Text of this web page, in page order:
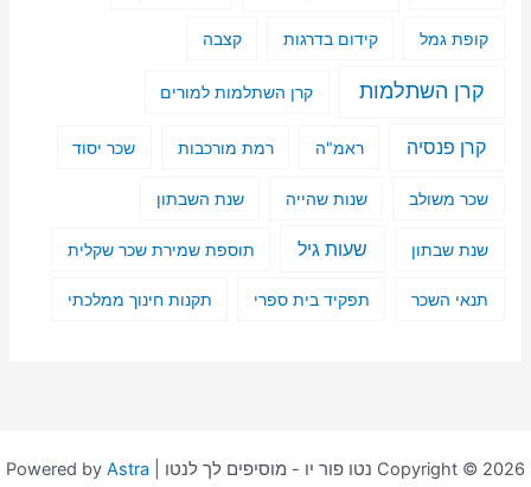
קופת גמל קידום בדרגות קצבה
קרן השתלמות קרן השתלמות למורים
קרן פנסיה ראמ"ה רמת מורכבות שכר יסוד
שכר משולב שנות שהייה שנת השבתון
שנת שבתון שעות גיל תוספת שמירת שכר שקלית
תנאי השכר תפקיד בית ספרי תקנות חינוך ממלכתי
Copyright © 2026 נטו פור יו - מוסיפים לך לנטו | Powered by Astra